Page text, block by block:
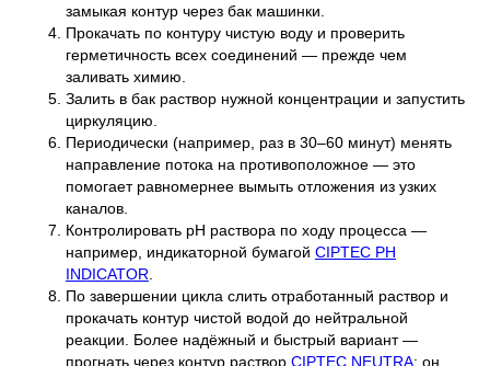
замыкая контур через бак машинки.
Прокачать по контуру чистую воду и проверить
герметичность всех соединений — прежде чем
заливать химию.
Залить в бак раствор нужной концентрации и запустить
циркуляцию.
Периодически (например, раз в 30–60 минут) менять
направление потока на противоположное — это
помогает равномернее вымыть отложения из узких
каналов.
Контролировать pH раствора по ходу процесса —
например, индикаторной бумагой CIPTEC PH
INDICATOR
По завершении цикла слить отработанный раствор и
прокачать контур чистой водой до нейтральной
реакции. Более надёжный и быстрый вариант —
прогнать через контур раствор CIPTEC NEUTRA: он